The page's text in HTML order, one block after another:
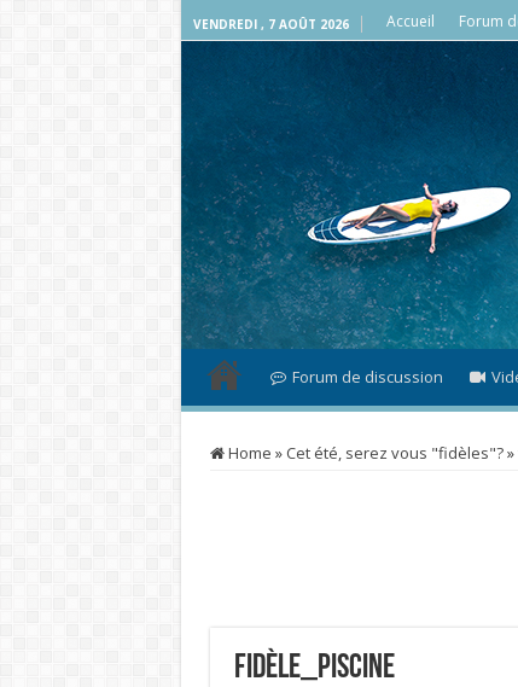
VENDREDI , 7 AOÛT 2026 Accueil Forum
Forum de discussion
Home » Cet été, serez vous "fidèles"?»
fidèle_piscine